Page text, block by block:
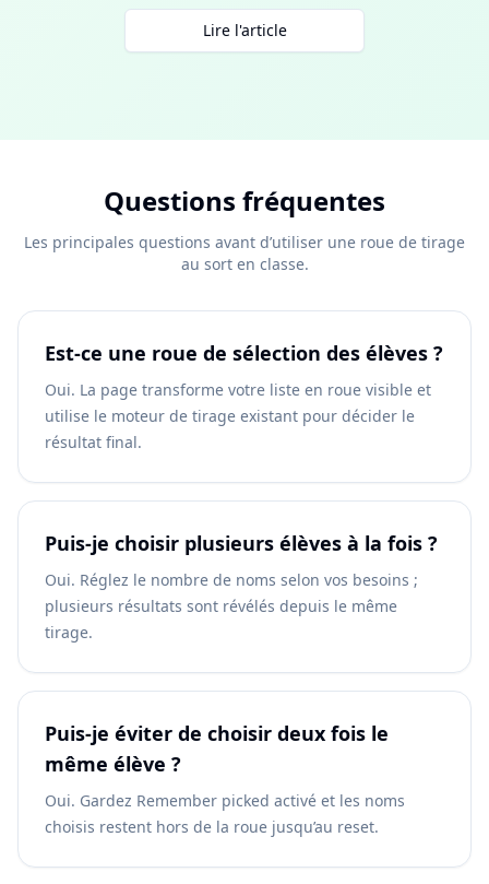
Lire l'article
Questions fréquentes
Les principales questions avant d’utiliser une roue de tirage
au sort en classe.
Est-ce une roue de sélection des élèves ?
Oui. La page transforme votre liste en roue visible et
utilise le moteur de tirage existant pour décider le
résultat final.
Puis-je choisir plusieurs élèves à la fois ?
Oui. Réglez le nombre de noms selon vos besoins ;
plusieurs résultats sont révélés depuis le même
tirage.
Puis-je éviter de choisir deux fois le
même élève ?
Oui. Gardez Remember picked activé et les noms
choisis restent hors de la roue jusqu’au reset.